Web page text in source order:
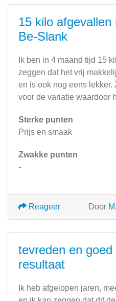
15 kilo afgevallen
Be-Slank
Ik ben in 4 maand tijd 15
zeggen dat het vrij
en is ook nog eens
voor de variatie waardoor
Sterke punten
Prijs en smaak
Zwakke punten
-
Door
Reageer
tevreden en goed
resultaat
Ik heb afgelopen jaren,